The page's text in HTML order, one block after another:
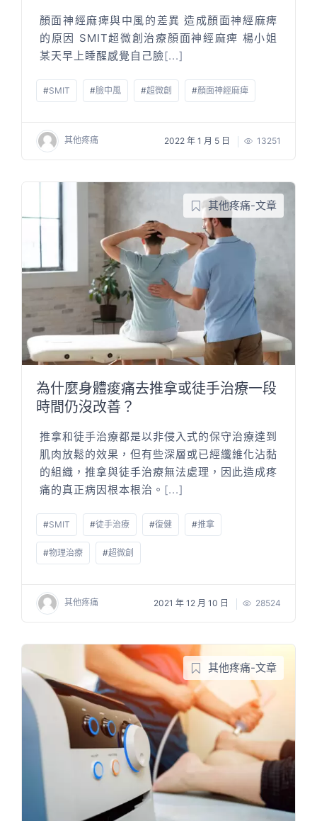
顏面神經麻痺與中風的差異 造成顏面神經麻痺
的原因 SMIT超微創治療顏面神經麻痺 楊小姐
某天早上睡醒感覺自己臉[...]
#SMIT #臉中風 #超微創 #顏面神經麻痺
其他疼痛 2022 年 1 月 5 日 13251
其他疼痛-文章
為什麼身體痠痛去推拿或徒手治療一段
時間仍沒改善？
推拿和徒手治療都是以非侵入式的保守治療達到
肌肉放鬆的效果，但有些深層或已經纖維化沾黏
的組織，推拿與徒手治療無法處理，因此造成疼
痛的真正病因根本根治。 [...]
#SMIT #徒手治療 #復健 #推拿
#物理治療 #超微創
其他疼痛 2021 年 12 月 10 日 28524
其他疼痛-文章